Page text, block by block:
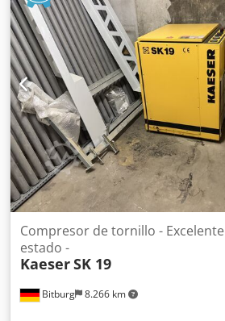
Bitburg 8.266 km
Compresor de tornillo - Excelente
estado -
KaeserSK 19